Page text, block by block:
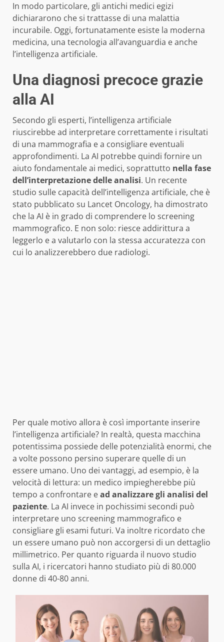
In modo particolare, gli antichi medici egizi
dichiararono che si trattasse di una malattia
incurabile. Oggi, fortunatamente esiste la moderna
medicina, una tecnologia all’avanguardia e anche
l’intelligenza artificiale.
Una diagnosi precoce grazie
alla AI
Secondo gli esperti, l’intelligenza artificiale
riuscirebbe ad interpretare correttamente i risultati
di una mammografia e a consigliare eventuali
approfondimenti. La AI potrebbe quindi fornire un
aiuto fondamentale ai medici, soprattutto nella fase
dell’interpretazione delle analisi. Un recente
studio sulle capacità dell’intelligenza artificiale, che è
stato pubblicato su Lancet Oncology, ha dimostrato
che la AI è in grado di comprendere lo screening
mammografico. E non solo: riesce addirittura a
leggerlo e a valutarlo con la stessa accuratezza con
cui lo analizzerebbero due radiologi.
Per quale motivo allora è così importante inserire
l’intelligenza artificiale? In realtà, questa macchina
potentissima possiede delle potenzialità enormi, che
a volte possono persino superare quelle di un
essere umano. Uno dei vantaggi, ad esempio, è la
velocità di lettura: un medico impiegherebbe più
tempo a confrontare ead analizzare gli analisi del
paziente. La AI invece in pochissimi secondi può
interpretare uno screening mammografico e
consigliare gli esami futuri. Va inoltre ricordato che
un essere umano può non accorgersi di un dettaglio
millimetrico. Per quanto riguarda il nuovo studio
sulla AI, i ricercatori hanno studiato più di 80.000
donne di 40-80 anni.